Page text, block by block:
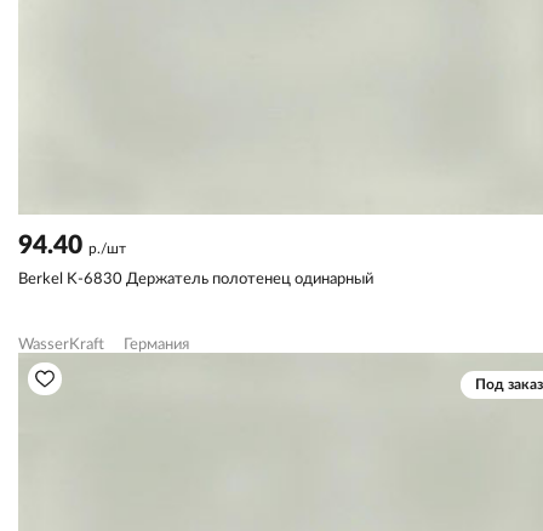
94.40 р./шт
Berkel K-6830 Держатель полотенец одинарный
WasserKraft Германия
Под заказ